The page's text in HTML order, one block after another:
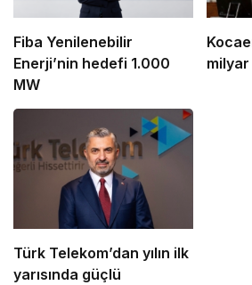
Fiba Yenilenebilir
Enerji’nin hedefi 1.000
MW
milyar
Türk Telekom’dan yılın ilk
yarısında güçlü